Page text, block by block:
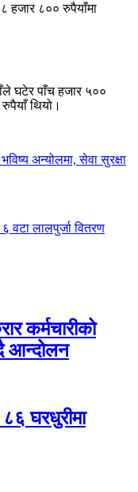
हजार ८०० रुपैयाँमा
घटेर पाँच हजार ५००
थियो।
अन्योलमा, सेवा सुरक्षा
वटा लालपुर्जा वितरण
कर्मचारीको
आन्दोलन
घरधुरीमा